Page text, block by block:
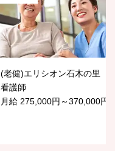
(老健)エリシオン石木の里
看護師
月給 275,000円～370,000円